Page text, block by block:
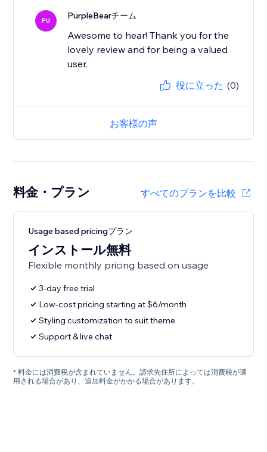
PU PurpleBearチーム
Awesome to hear! Thank you for the
lovely review and for being a valued
user.
役に立った (0)
お客様の声
料金・プラン すべてのプランを比較
Usage based pricingプラン
インストール無料
Flexible monthly pricing based on usage
3-day free trial
Low-cost pricing starting at $6/month
Styling customization to suit theme
Support & live chat
* 料金には消費税が含まれていません。請求先住所によっては消費税が適
用される場合があり、追加料金がかかる場合があります。